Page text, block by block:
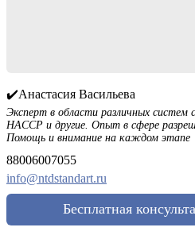
✔️Анастасия Васильева
Эксперт в области различных систем
HACCP и другие. Опыт в сфере
Помощь и внимание на каждом этапе
88006007055
info@ntdstandart.ru
Бесплатная